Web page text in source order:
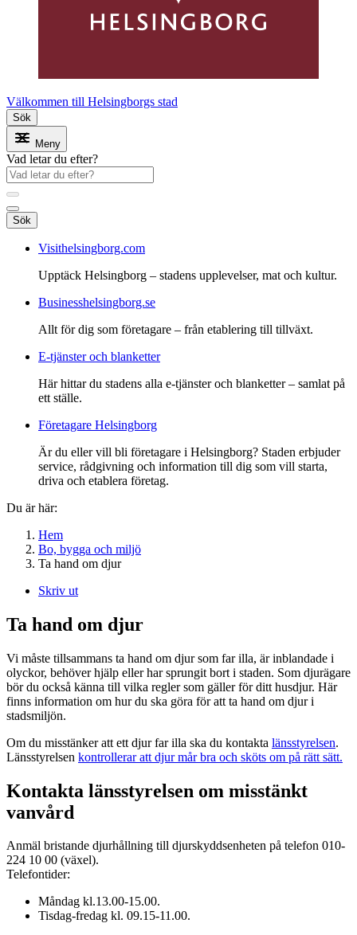
Välkommen till Helsingborgs stad
Sök
Meny
Vad letar du efter?
Sök
Visithelsingborg.com
Upptäck Helsingborg – stadens upplevelser, mat och kultur.
Businesshelsingborg.se
Allt för dig som företagare – från etablering till tillväxt.
E-tjänster och blanketter
Här hittar du stadens alla e-tjänster och blanketter – samlat på
ett ställe.
Företagare Helsingborg
Är du eller vill bli företagare i Helsingborg? Staden erbjuder
service, rådgivning och information till dig som vill starta,
driva och etablera företag.
Du är här:
Hem
Bo, bygga och miljö
Ta hand om djur
Skriv ut
Ta hand om djur
Vi måste tillsammans ta hand om djur som far illa, är inblandade i
olyckor, behöver hjälp eller har sprungit bort i staden. Som djurägare
bör du också känna till vilka regler som gäller för ditt husdjur. Här
finns information om hur du ska göra för att ta hand om djur i
stadsmiljön.
Om du misstänker att ett djur far illa ska du kontakta länsstyrelsen.
Länsstyrelsen kontrollerar att djur mår bra och sköts om på rätt sätt.
Kontakta länsstyrelsen om misstänkt
vanvård
Anmäl bristande djurhållning till djurskyddsenheten på telefon 010-
224 10 00 (växel).
Telefontider:
Måndag kl.13.00-15.00.
Tisdag-fredag kl. 09.15-11.00.